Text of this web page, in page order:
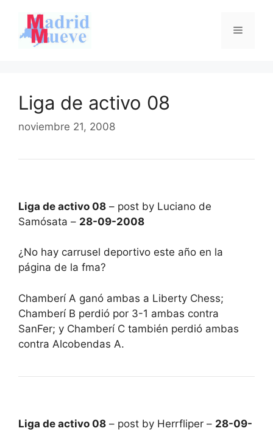
contenido
Menú
Liga de activo 08
noviembre 21, 2008
Liga de activo 08 – post by Luciano de
Samósata – 28-09-2008
¿No hay carrusel deportivo este año en la
página de la fma?
Chamberí A ganó ambas a Liberty Chess;
Chamberí B perdió por 3-1 ambas contra
SanFer; y Chamberí C también perdió ambas
contra Alcobendas A.
Liga de activo 08 – post by Herrfliper – 28-09-